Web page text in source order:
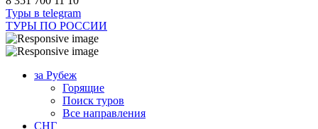
Туры в telegram
ТУРЫ ПО РОССИИ
за Рубеж
Горящие
Поиск туров
Все направления
СНГ